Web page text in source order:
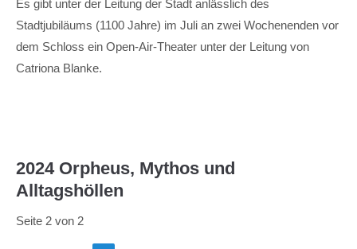
Es gibt unter der Leitung der Stadt anlässlich des
Stadtjubiläums (1100 Jahre) im Juli an zwei Wochenenden vor
dem Schloss ein Open-Air-Theater unter der Leitung von
Catriona Blanke.
2024 Orpheus, Mythos und
Alltagshöllen
Seite 2 von 2